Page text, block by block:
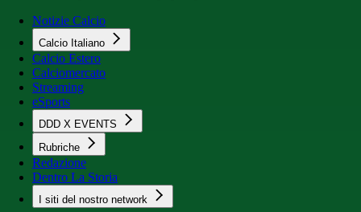
Notizie Calcio
Calcio Italiano
Calcio Estero
Calciomercato
Streaming
eSports
DDD X EVENTS
Rubriche
Redazione
Dentro La Storia
I siti del nostro network